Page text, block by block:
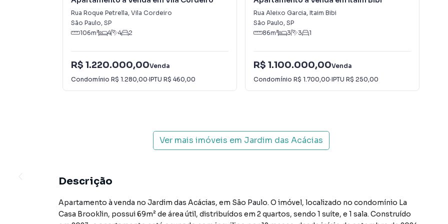
Rua Roque Petrella, Vila Cordeiro
São Paulo, SP
106m² 4 4 2
R$ 1.220.000,00Venda
Condomínio R$ 1.280,00·IPTU R$ 460,00
Rua Aleixo Garcia, Itaim Bibi
São Paulo, SP
86m² 3 3 1
R$ 1.100.000,00Venda
Condomínio R$ 1.700,00·IPTU R$ 250,00
Ver mais imóveis em Jardim das Acácias
Descrição
Apartamento à venda no Jardim das Acácias, em São Paulo. O imóvel, localizado no condomínio La
Casa Brooklin, possui 69m² de área útil, distribuídos em 2 quartos, sendo 1 suíte, e 1 sala. Construído